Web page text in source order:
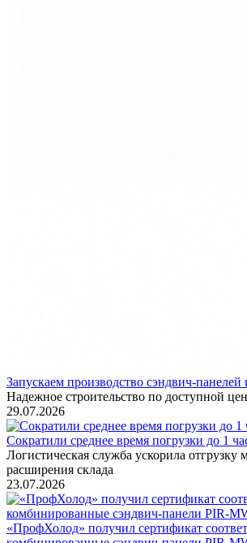
Запускаем производство сэндвич-панелей
Надежное строительство по доступной
29.07.2026
Сократили среднее время погрузки до 1
Логистическая служба ускорила отгрузку
расширения склада
23.07.2026
«ПрофХолод» получил сертификат